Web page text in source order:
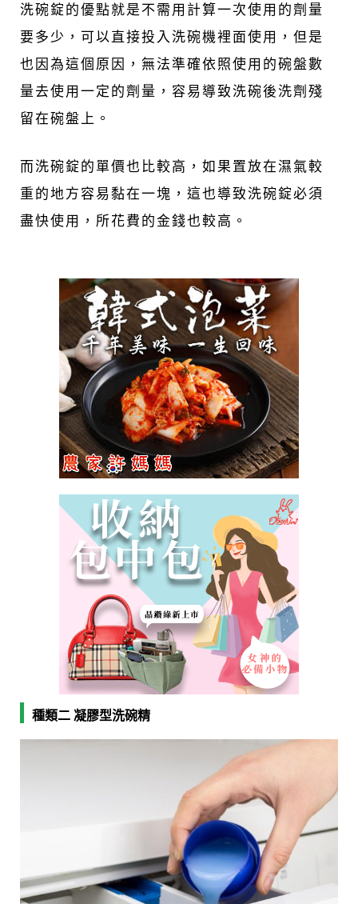
洗碗錠的優點就是不需用計算一次使用的劑量
要多少，可以直接投入洗碗機裡面使用，但是
也因為這個原因，無法準確依照使用的碗盤數
量去使用一定的劑量，容易導致洗碗後洗劑殘
留在碗盤上。
而洗碗錠的單價也比較高，如果置放在濕氣較
重的地方容易黏在一塊，這也導致洗碗錠必須
盡快使用，所花費的金錢也較高。
種類二 凝膠型洗碗精